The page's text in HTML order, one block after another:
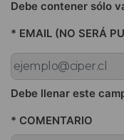
Debe contener sólo
* EMAIL (NO SERÁ
Debe llenar este
* COMENTARIO